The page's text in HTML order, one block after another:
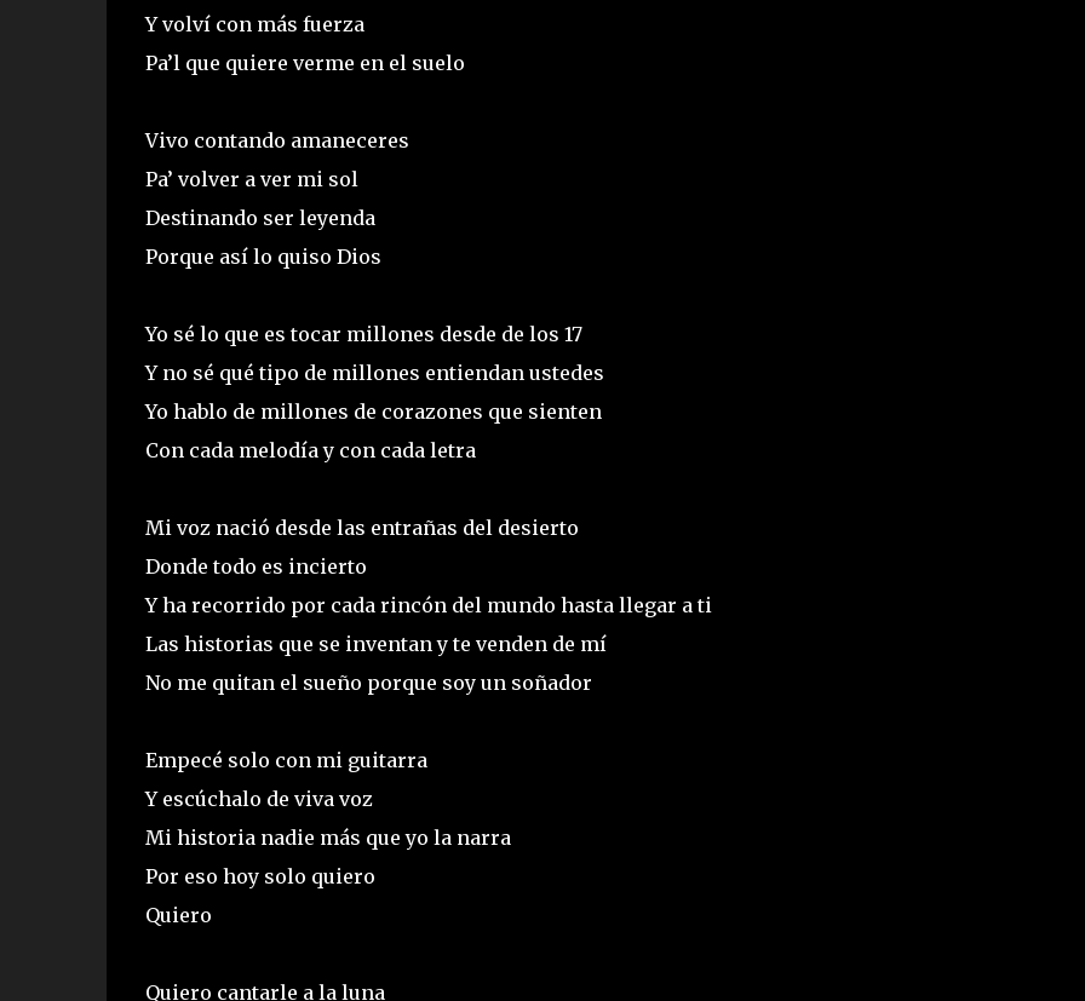
Y volví con más fuerza
Pa’l que quiere verme en el suelo
Vivo contando amaneceres
Pa’ volver a ver mi sol
Destinando ser leyenda
Porque así lo quiso Dios
Yo sé lo que es tocar millones desde de los 17
Y no sé qué tipo de millones entiendan ustedes
Yo hablo de millones de corazones que sienten
Con cada melodía y con cada letra
Mi voz nació desde las entrañas del desierto
Donde todo es incierto
Y ha recorrido por cada rincón del mundo hasta llegar a ti
Las historias que se inventan y te venden de mí
No me quitan el sueño porque soy un soñador
Empecé solo con mi guitarra
Y escúchalo de viva voz
Mi historia nadie más que yo la narra
Por eso hoy solo quiero
Quiero
Quiero cantarle a la luna